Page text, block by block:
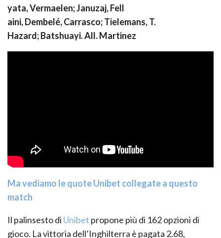
yata,Vermaelen;Januzaj,Fell
aini,Dembelé,Carrasco;Tielemans, T.
Hazard;Batshuayi.All. Martinez
Ma vediamo le quote Unibet collegate a questo
match
Il palinsesto di Unibet propone più di 162opzioni di
gioco. La vittoria dell’Inghilterra è pagata 2.68,